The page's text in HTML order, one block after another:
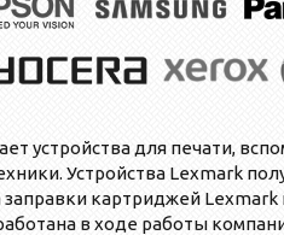
устройства для печати,
Устройства Lexmark
заправки картриджей Lexmark
в ходе работы